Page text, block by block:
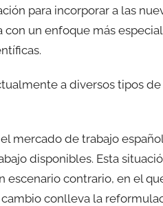
para incorporar a las
un enfoque más
a diversos tipos
mercado de trabajo
disponibles. Esta
contrario, en el
conlleva la